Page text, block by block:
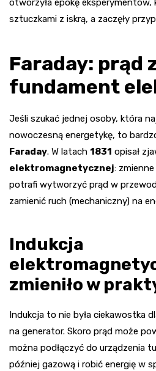
otworzyła epokę eksperymentów,
sztuczkami z iskrą, a zaczęły
Faraday: prąd
fundament
Jeśli szukać jednej osoby, która
nowoczesną energetykę, to
Faraday. W latach 1831 opisał
elektromagnetycznej:
potrafi wytworzyć prąd w
zamienić ruch (mechaniczny) na
Indukcja
zmieniło w
Indukcja to nie była ciekawostka
na generator. Skoro prąd może
można podłączyć do urządzenia
później gazową i robić energię w